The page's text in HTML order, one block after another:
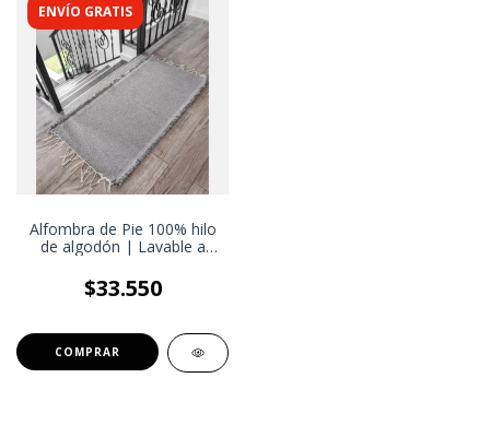
ENVÍO GRATIS
Alfombra de Pie 100% hilo
de algodón | Lavable a
$33.550